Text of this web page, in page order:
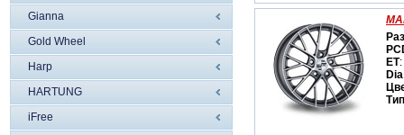
Gianna
Gold Wheel
Harp
HARTUNG
iFree
ET
Dia
Тип